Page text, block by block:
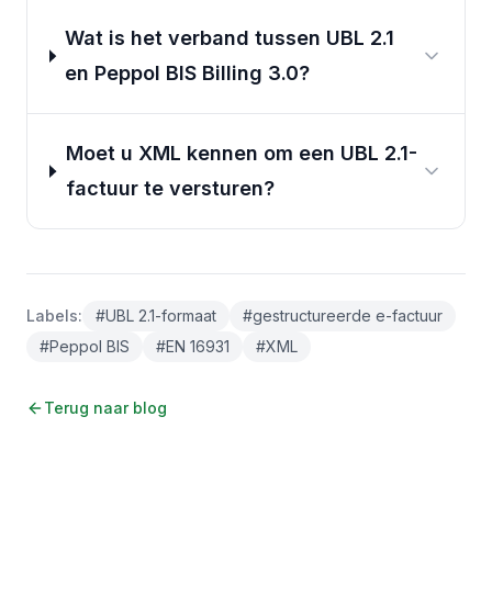
Wat is het verband tussen UBL 2.1
en Peppol BIS Billing 3.0?
Moet u XML kennen om een UBL 2.1-
factuur te versturen?
Labels: #UBL 2.1-formaat #gestructureerde e-factuur
#Peppol BIS #EN 16931 #XML
Terug naar blog